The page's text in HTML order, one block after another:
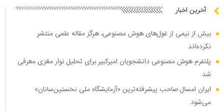
آخرین اخبار
بیش از نیمی از غول‌های هوش مصنوعی، هرگز مقاله علمی منتشر
نکرده‌اند
پلتفرم هوش مصنوعی دانشجویان امیرکبیر برای تحلیل نوار مغزی معرفی
شد
ایران امسال صاحب پیشرفته‌ترین «آزمایشگاه ملی نخستین‌سانان»
می‌شود